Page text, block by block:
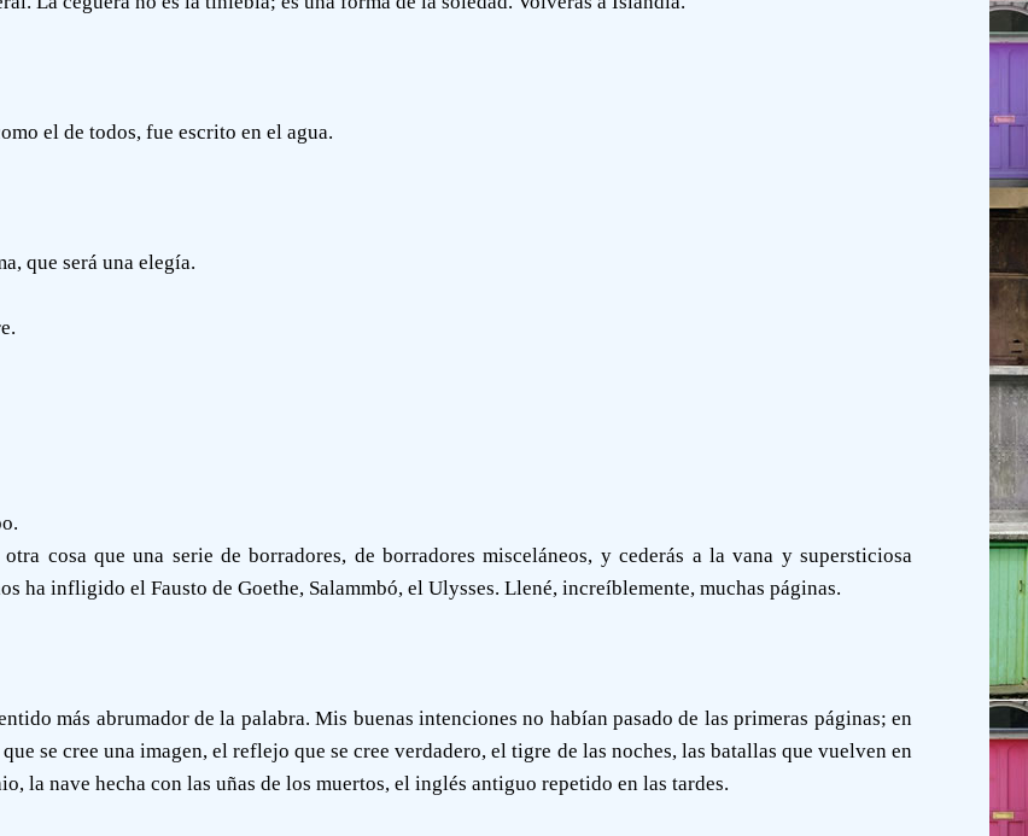
el de todos, fue escrito en el agua.
que será una elegía.
cosa que una serie de borradores, de borradores misceláneos, y cederás a la vana y supersticiosa
ha infligido el Fausto de Goethe, Salammbó, el Ulysses. Llené, increíblemente, muchas páginas.
más abrumador de la palabra. Mis buenas intenciones no habían pasado de las primeras páginas; en
se cree una imagen, el reflejo que se cree verdadero, el tigre de las noches, las batallas que vuelven en
la nave hecha con las uñas de los muertos, el inglés antiguo repetido en las tardes.